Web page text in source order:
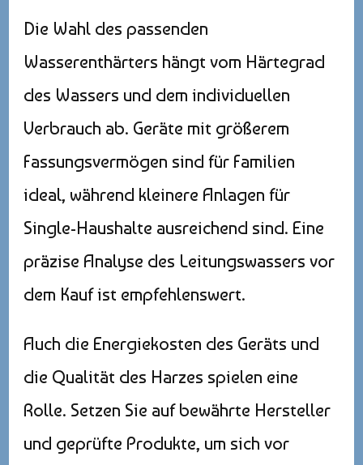
Die Wahl des passenden
Wasserenthärters hängt vom Härtegrad
des Wassers und dem individuellen
Verbrauch ab. Geräte mit größerem
Fassungsvermögen sind für Familien
ideal, während kleinere Anlagen für
Single-Haushalte ausreichend sind. Eine
präzise Analyse des Leitungswassers vor
dem Kauf ist empfehlenswert.
Auch die Energiekosten des Geräts und
die Qualität des Harzes spielen eine
Rolle. Setzen Sie auf bewährte Hersteller
und geprüfte Produkte, um sich vor